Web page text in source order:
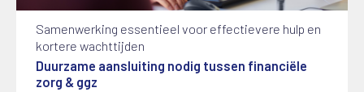
Samenwerking essentieel voor effectievere hulp en
kortere wachttijden
Duurzame aansluiting nodig tussen financiële
zorg & ggz